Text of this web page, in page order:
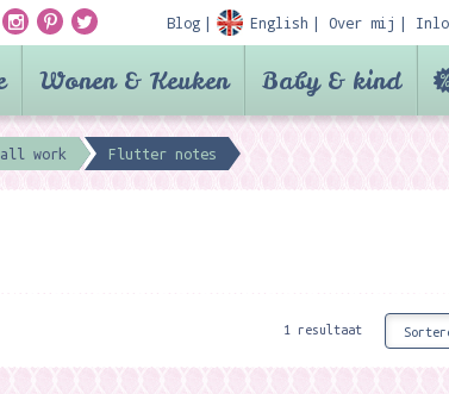
Blog English Over mij
Wonen & Keuken Baby & kind
work Flutter notes
1 resultaat